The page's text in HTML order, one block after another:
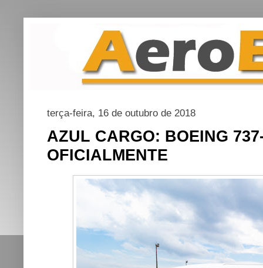
terça-feira, 16 de outubro de 2018
AZUL CARGO: BOEING
OFICIALMENTE